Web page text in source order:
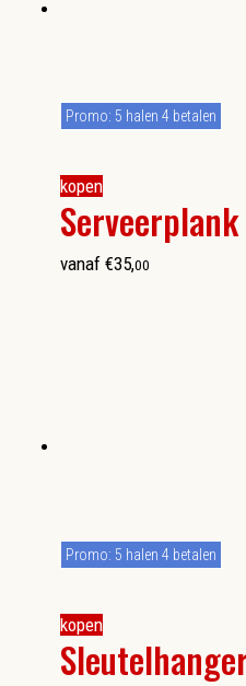
kopen
Promo: 5 halen 4 betalen
vanaf €35,00
kopen
Promo: 5 halen 4 betalen